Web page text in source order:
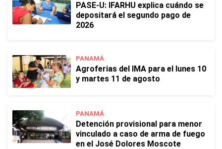
PASE-U: IFARHU explica cuándo se
depositará el segundo pago de
2026
PANAMÁ
Agroferias del IMA para el lunes 10
y martes 11 de agosto
PANAMÁ
Detención provisional para menor
vinculado a caso de arma de fuego
en el José Dolores Moscote